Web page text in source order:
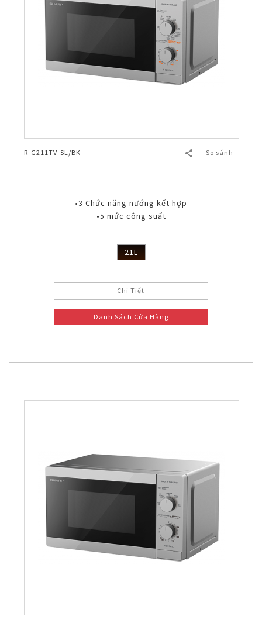
R-G211TV-SL/BK So sánh
•3 Chức năng nướng kết hợp
•5 mức công suất
21L
Chi Tiết
Danh Sách Cửa Hàng